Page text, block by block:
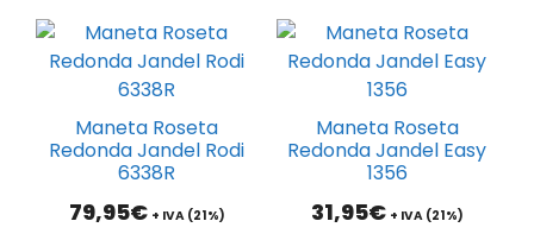
Maneta Roseta
Redonda Jandel Rodi
6338R
79,95€ + IVA (21%)
Maneta Roseta
Redonda Jandel Easy
1356
31,95€ + IVA (21%)